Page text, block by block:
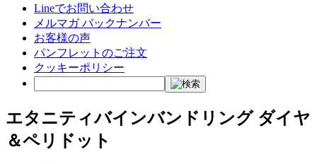
Lineでお問い合わせ
メルマガ バックナンバー
お客様の声
パンフレットのご注文
クッキーポリシー
エタニティバインバンドリング ダイヤ
＆ペリドット